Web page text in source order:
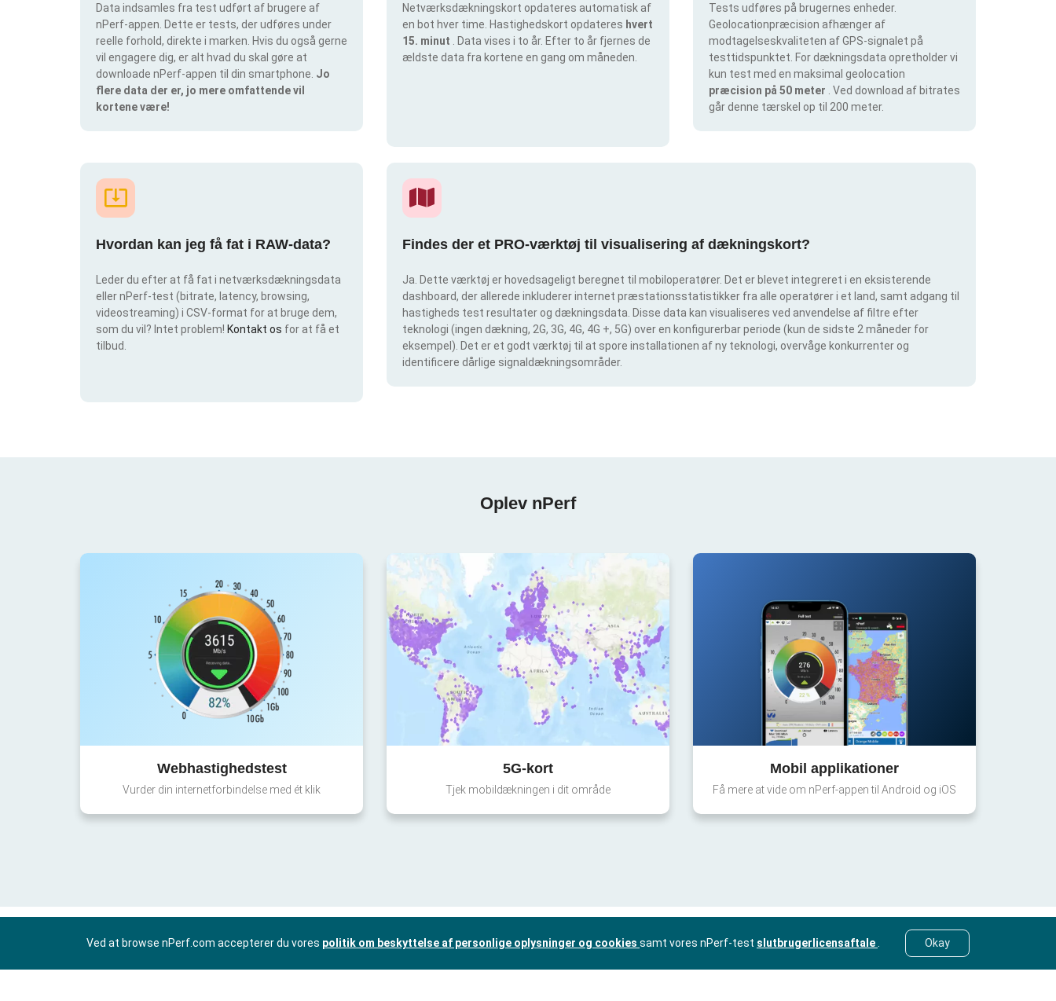
Data indsamles fra test udført af brugere af
nPerf-appen. Dette er tests, der udføres under
reelle forhold, direkte i marken. Hvis du også gerne
vil engagere dig, er alt hvad du skal gøre at
downloade nPerf-appen til din smartphone. Jo
flere data der er, jo mere omfattende vil
kortene være!
Netværksdækningskort opdateres automatisk af
en bot hver time. Hastighedskort opdateres hvert
15. minut
. Data vises i to år. Efter to år fjernes de
ældste data fra kortene en gang om måneden.
Tests udføres på brugernes enheder.
Geolocationpræcision afhænger af
modtagelseskvaliteten af GPS-signalet på
testtidspunktet. For dækningsdata opretholder vi
kun test med en maksimal geolocation
præcision på 50 meter
. Ved download af bitrates
går denne tærskel op til 200 meter.
Hvordan kan jeg få fat i RAW-data?
Leder du efter at få fat i netværksdækningsdata
eller nPerf-test (bitrate, latency, browsing,
videostreaming) i CSV-format for at bruge dem,
som du vil? Intet problem! Kontakt os for at få et
tilbud.
Findes der et PRO-værktøj til visualisering af dækningskort?
Ja. Dette værktøj er hovedsageligt beregnet til mobiloperatører. Det er blevet integreret i en eksisterende
dashboard, der allerede inkluderer internet præstationsstatistikker fra alle operatører i et land, samt adgang til
hastigheds test resultater og dækningsdata. Disse data kan visualiseres ved anvendelse af filtre efter
teknologi (ingen dækning, 2G, 3G, 4G, 4G +, 5G) over en konfigurerbar periode (kun de sidste 2 måneder for
eksempel). Det er et godt værktøj til at spore installationen af ny teknologi, overvåge konkurrenter og
identificere dårlige signaldækningsområder.
Oplev nPerf
Webhastighedstest
Vurder din internetforbindelse med ét klik
5G-kort
Tjek mobildækningen i dit område
Mobil applikationer
Få mere at vide om nPerf-appen til Android og iOS
Ved at browse nPerf.com accepterer du vores politik om beskyttelse af personlige oplysninger og cookies samt vores nPerf-test slutbrugerlicensaftale Okay